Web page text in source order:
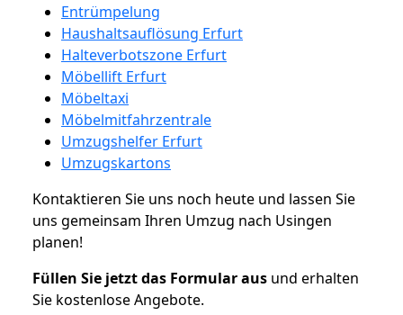
Entrümpelung
Haushaltsauflösung Erfurt
Halteverbotszone Erfurt
Möbellift Erfurt
Möbeltaxi
Möbelmitfahrzentrale
Umzugshelfer Erfurt
Umzugskartons
Kontaktieren Sie uns noch heute und lassen Sie
uns gemeinsam Ihren Umzug nach Usingen
planen!
Füllen Sie jetzt das Formular aus und erhalten
Sie kostenlose Angebote.